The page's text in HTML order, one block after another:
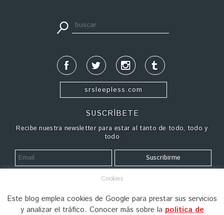
srsleepless.com
SUSCRÍBETE
Recibe nuestra newsletter para estar al tanto de todo, todo y
todo
Detrás de Sleepydays están su creador, Agu Méndez, y sus
fieles escuderas, Anna León y Elena Pérez. Juntos comparten
Cookies
Este blog emplea cookies de Google para prestar sus servicios
y analizar el tráfico. Conocer más sobre la politica de